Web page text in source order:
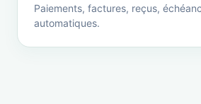
Paiements, factures, reçus,
automatiques.